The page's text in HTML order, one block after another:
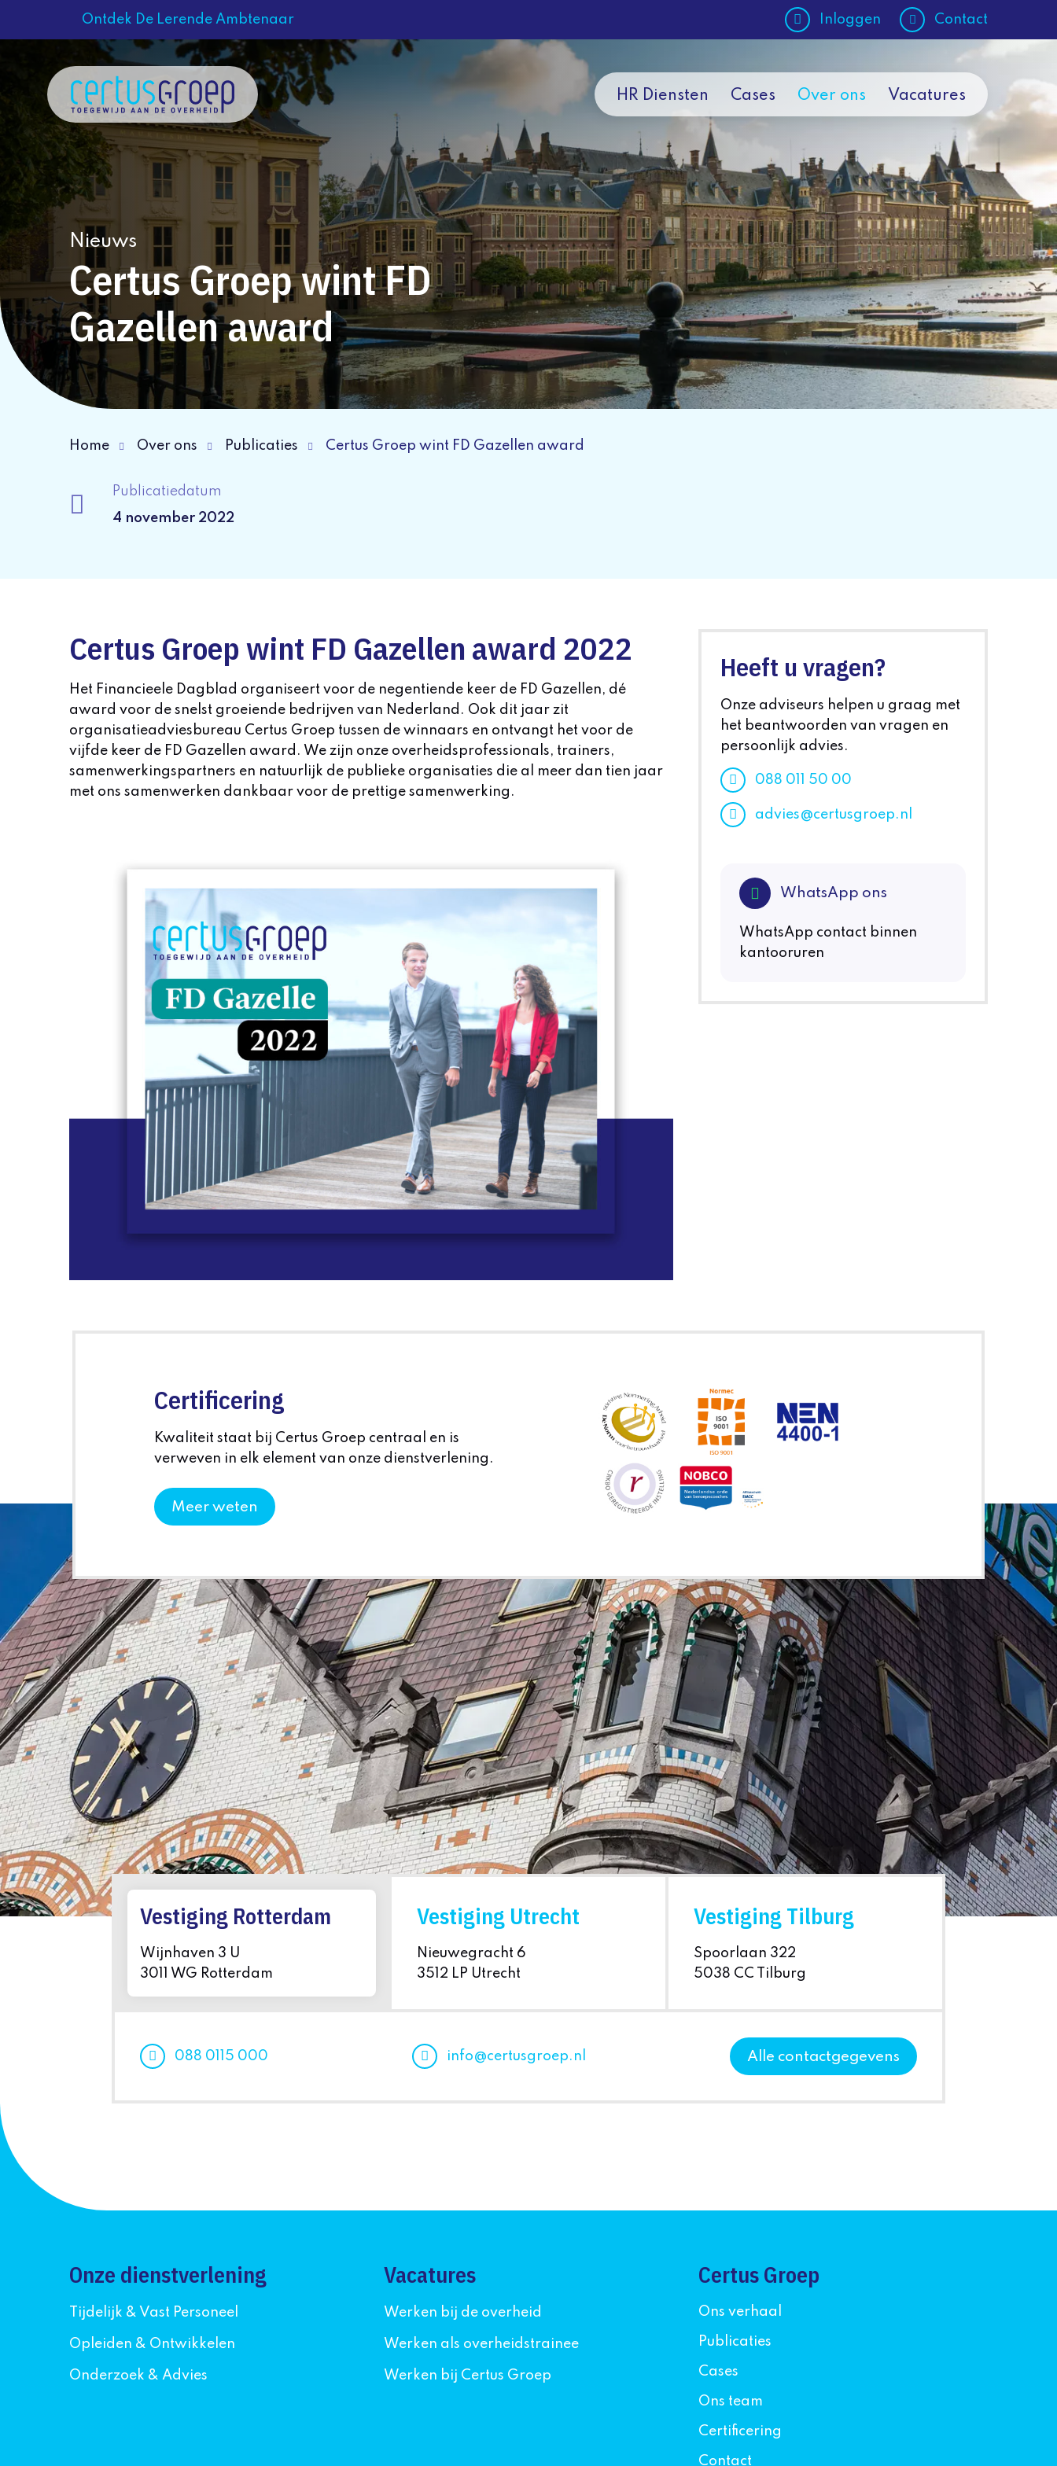
Ontdek De Lerende Ambtenaar Inloggen Contact
HR Diensten Cases Over ons Vacatures
Nieuws
Certus Groep wint FD
Gazellen award
Home Over ons Publicaties Certus Groep wint FD Gazellen award
Publicatiedatum
4 november 2022
Certus Groep wint FD Gazellen award 2022
Het Financieele Dagblad organiseert voor de negentiende keer de FD Gazellen, dé
award voor de snelst groeiende bedrijven van Nederland. Ook dit jaar zit
organisatieadviesbureau Certus Groep tussen de winnaars en ontvangt het voor de
vijfde keer de FD Gazellen award. We zijn onze overheidsprofessionals, trainers,
samenwerkingspartners en natuurlijk de publieke organisaties die al meer dan tien jaar
met ons samenwerken dankbaar voor de prettige samenwerking.
Heeft u vragen?
Onze adviseurs helpen u graag met
het beantwoorden van vragen en
persoonlijk advies.
088 011 50 00
advies@certusgroep.nl
WhatsApp ons
WhatsApp contact binnen
kantooruren
Certificering
Kwaliteit staat bij Certus Groep centraal en is
verweven in elk element van onze dienstverlening.
Meer weten
Vestiging Rotterdam
Wijnhaven 3 U
3011 WG Rotterdam
Vestiging Utrecht
Nieuwegracht 6
3512 LP Utrecht
Vestiging Tilburg
Spoorlaan 322
5038 CC Tilburg
088 0115 000 info@certusgroep.nl Alle contactgegevens
Onze dienstverlening
Tijdelijk & Vast Personeel
Opleiden & Ontwikkelen
Onderzoek & Advies
Vacatures
Werken bij de overheid
Werken als overheidstrainee
Werken bij Certus Groep
Certus Groep
Ons verhaal
Publicaties
Cases
Ons team
Certificering
Contact